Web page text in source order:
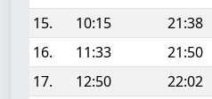
15.
10:15 21:38
16.
11:33 21:50
17.
12:50 22:02